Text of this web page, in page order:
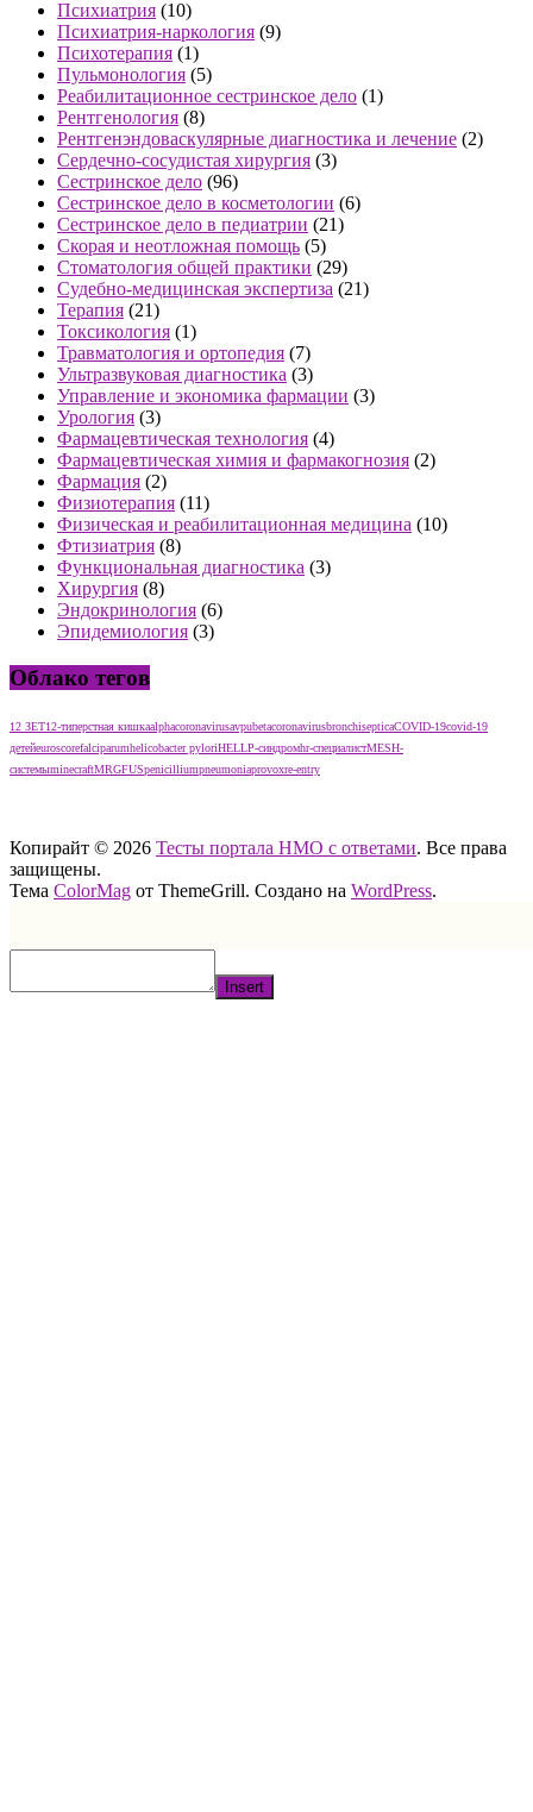
Психиатрия (10)
Психиатрия-наркология (9)
Психотерапия (1)
Пульмонология (5)
Реабилитационное сестринское дело (1)
Рентгенология (8)
Рентгенэндоваскулярные диагностика и лечение (2)
Сердечно-сосудистая хирургия (3)
Сестринское дело (96)
Сестринское дело в косметологии (6)
Сестринское дело в педиатрии (21)
Скорая и неотложная помощь (5)
Стоматология общей практики (29)
Судебно-медицинская экспертиза (21)
Терапия (21)
Токсикология (1)
Травматология и ортопедия (7)
Ультразвуковая диагностика (3)
Управление и экономика фармации (3)
Урология (3)
Фармацевтическая технология (4)
Фармацевтическая химия и фармакогнозия (2)
Фармация (2)
Физиотерапия (11)
Физическая и реабилитационная медицина (10)
Фтизиатрия (8)
Функциональная диагностика (3)
Хирургия (8)
Эндокринология (6)
Эпидемиология (3)
Облако тегов
12 ЗЕТ12-типерстная кишкаalphacoronavirusavpubetacoronavirusbronchisepticaCOVID-19covid-19
детейeuroscorefalciparumhelicobacter pyloriHELLP-синдромhr-специалистMESH-
системыminecraftMRGFUSpenicilliumpneumoniaprovoxre-entry
Копирайт © 2026 Тесты портала НМО с ответами. Все права
защищены.
Тема ColorMag от ThemeGrill. Создано на WordPress.
Insert